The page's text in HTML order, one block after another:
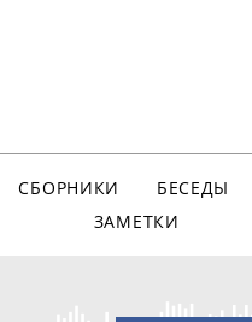
СБОРНИКИ БЕСЕДЫ
ЗАМЕТКИ